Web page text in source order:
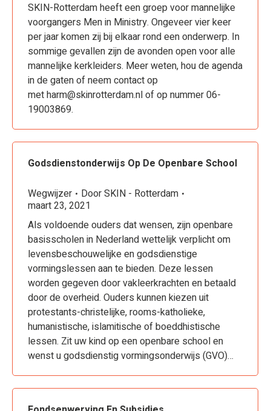
SKIN-Rotterdam heeft een groep voor mannelijke
voorgangers Men in Ministry. Ongeveer vier keer
per jaar komen zij bij elkaar rond een onderwerp. In
sommige gevallen zijn de avonden open voor alle
mannelijke kerkleiders. Meer weten, hou de agenda
in de gaten of neem contact op
met harm@skinrotterdam.nl of op nummer 06-
19003869.
Godsdienstonderwijs Op De Openbare School
Wegwijzer DoorSKIN - Rotterdam
maart 23, 2021
Als voldoende ouders dat wensen, zijn openbare
basisscholen in Nederland wettelijk verplicht om
levensbeschouwelijke en godsdienstige
vormingslessen aan te bieden. Deze lessen
worden gegeven door vakleerkrachten en betaald
door de overheid. Ouders kunnen kiezen uit
protestants-christelijke, rooms-katholieke,
humanistische, islamitische of boeddhistische
lessen. Zit uw kind op een openbare school en
wenst u godsdienstig vormingsonderwijs (GVO)…